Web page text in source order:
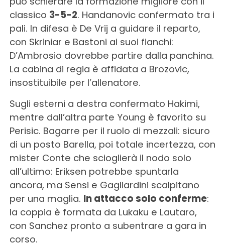
classico 3-5-2. Handanovic confermato tra i
pali. In difesa è De Vrij a guidare il reparto,
con Skriniar e Bastoni ai suoi fianchi:
D’Ambrosio dovrebbe partire dalla panchina.
La cabina di regia è affidata a Brozovic,
insostituibile per l’allenatore.
Sugli esterni a destra confermato Hakimi,
mentre dall’altra parte Young è favorito su
Perisic. Bagarre per il ruolo di mezzali: sicuro
di un posto Barella, poi totale incertezza, con
mister Conte che scioglierà il nodo solo
all’ultimo: Eriksen potrebbe spuntarla
ancora, ma Sensi e Gagliardini scalpitano
per una maglia. In attacco solo conferme:
la coppia è formata da Lukaku e Lautaro,
con Sanchez pronto a subentrare a gara in
corso.